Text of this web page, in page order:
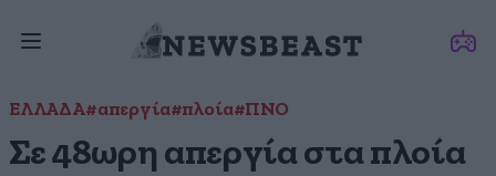
ΕΛΛΑΔΑ#απεργία#πλοία#ΠΝΟ
Σε 48ωρη απεργία στα πλοία